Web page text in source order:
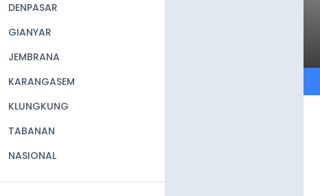
DENPASAR
GIANYAR
JEMBRANA
KARANGASEM
KLUNGKUNG
TABANAN
NASIONAL